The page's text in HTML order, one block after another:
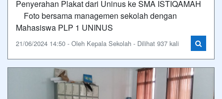
Penyerahan Plakat dari Uninus ke SMA ISTIQAMAH
Foto bersama managemen sekolah dengan
Mahasiswa PLP 1 UNINUS
21/06/2024 14:50 - Oleh Kepala Sekolah - Dilihat 937 kali